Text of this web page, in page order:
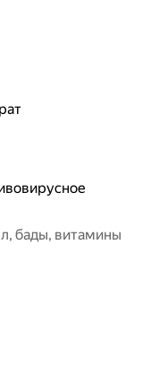
бады, витамины